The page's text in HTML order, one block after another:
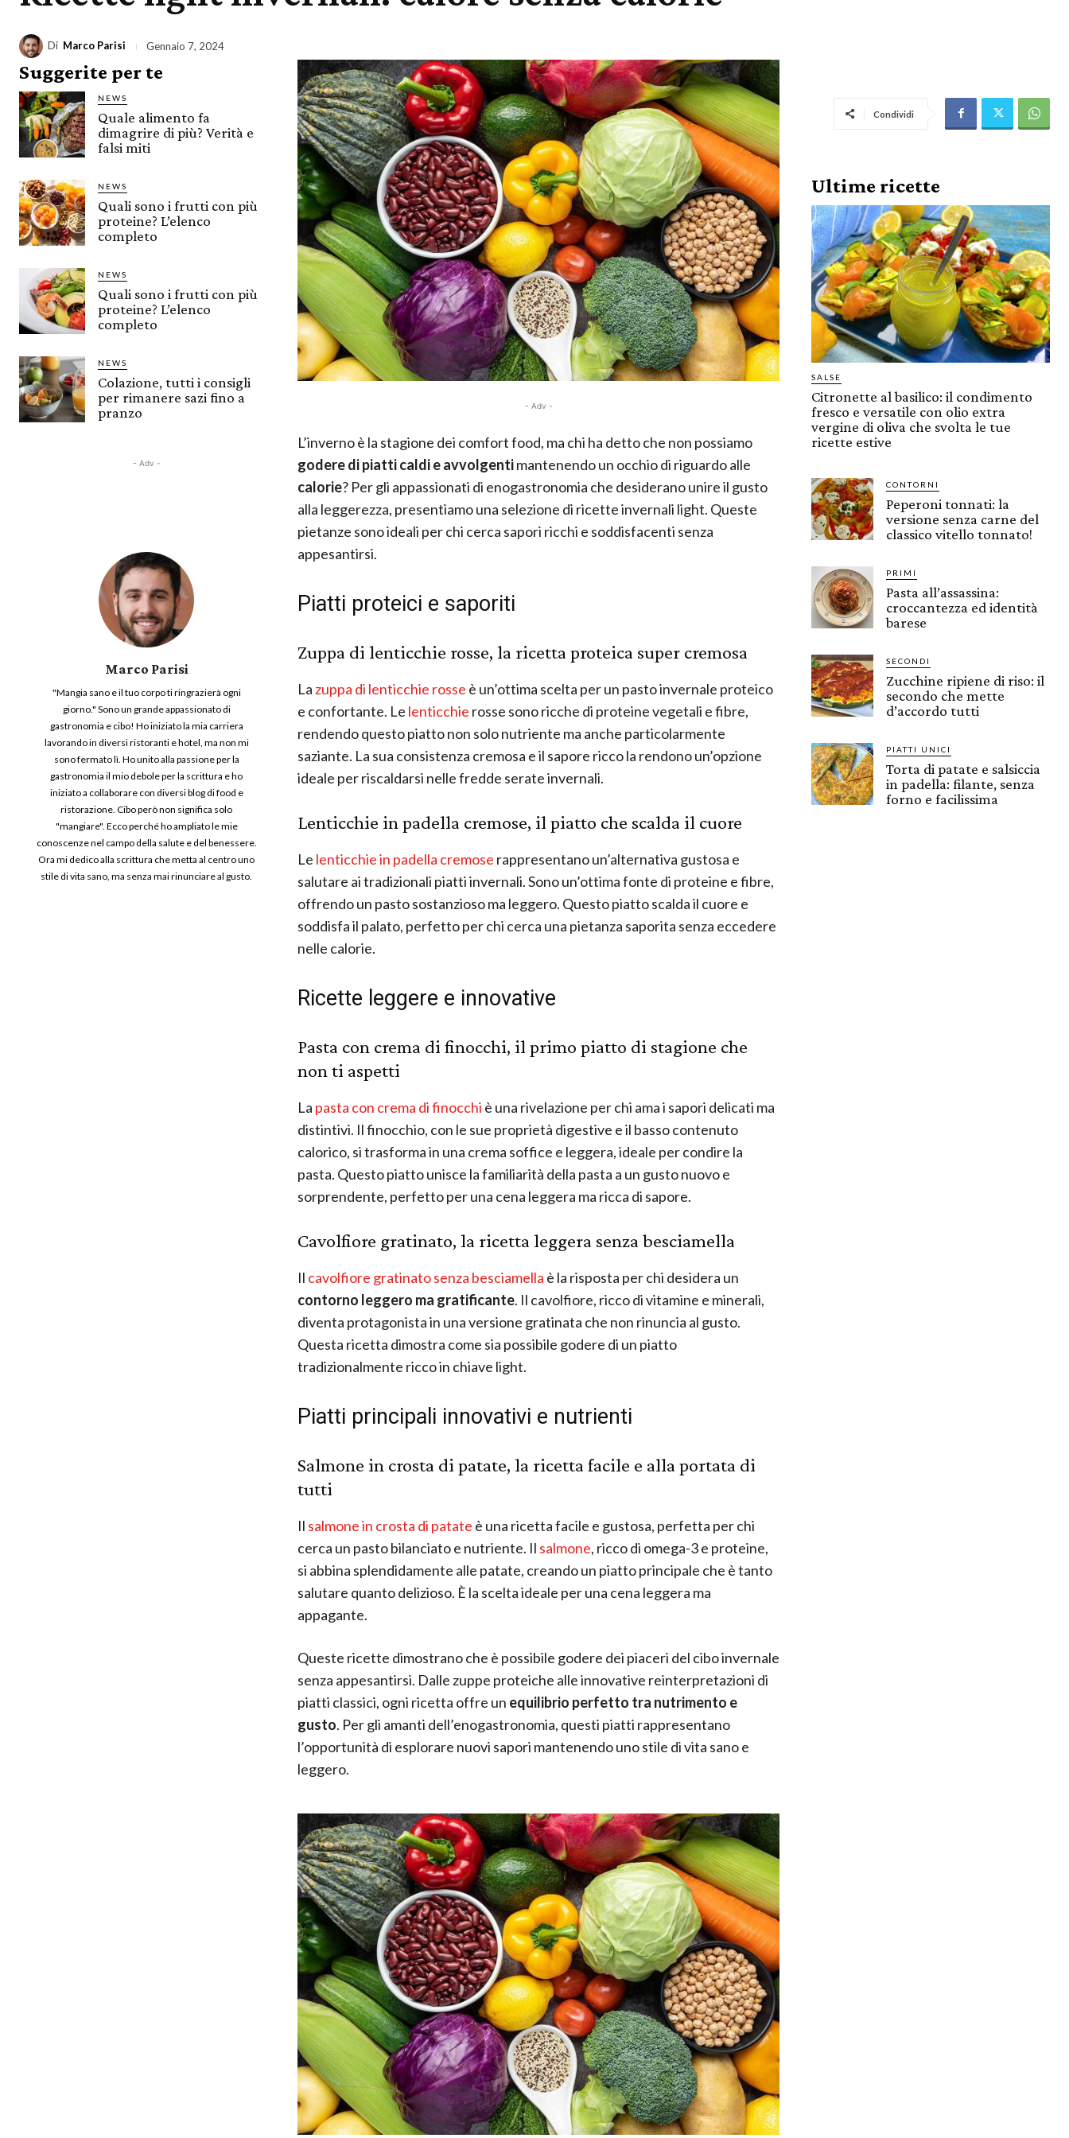
Di Marco Parisi Gennaio 7, 2024
Suggerite per te
NEWS
Quale alimento fa
dimagrire di più? Verità e
falsi miti
NEWS
Quali sono i frutti con più
proteine? L’elenco
completo
NEWS
Quali sono i frutti con più
proteine? L’elenco
completo
NEWS
Colazione, tutti i consigli
per rimanere sazi fino a
pranzo
- Adv -
Marco Parisi
"Mangia sano e il tuo corpo ti ringrazierà ogni
giorno." Sono un grande appassionato di
gastronomia e cibo! Ho iniziato la mia carriera
lavorando in diversi ristoranti e hotel, ma non mi
sono fermato lì. Ho unito alla passione per la
gastronomia il mio debole per la scrittura e ho
iniziato a collaborare con diversi blog di food e
ristorazione. Cibo però non significa solo
"mangiare". Ecco perché ho ampliato le mie
conoscenze nel campo della salute e del benessere.
Ora mi dedico alla scrittura che metta al centro uno
stile di vita sano, ma senza mai rinunciare al gusto.
- Adv -
L’inverno è la stagione dei comfort food, ma chi ha detto che non possiamo
godere di piatti caldi e avvolgentimantenendo un occhio di riguardo alle
calorie? Per gli appassionati di enogastronomia che desiderano unire il gusto
alla leggerezza, presentiamo una selezione di ricette invernali light. Queste
pietanze sono ideali per chi cerca sapori ricchi e soddisfacenti senza
appesantirsi.
Piatti proteici e saporiti
Zuppa di lenticchie rosse, la ricetta proteica super cremosa
La zuppa di lenticchie rosse è un’ottima scelta per un pasto invernale proteico
e confortante. Le lenticchie rosse sono ricche di proteine vegetali e fibre,
rendendo questo piatto non solo nutriente ma anche particolarmente
saziante. La sua consistenza cremosa e il sapore ricco la rendono un’opzione
ideale per riscaldarsi nelle fredde serate invernali.
Lenticchie in padella cremose, il piatto che scalda il cuore
Le lenticchie in padella cremose rappresentano un’alternativa gustosa e
salutare ai tradizionali piatti invernali. Sono un’ottima fonte di proteine e fibre,
offrendo un pasto sostanzioso ma leggero. Questo piatto scalda il cuore e
soddisfa il palato, perfetto per chi cerca una pietanza saporita senza eccedere
nelle calorie.
Ricette leggere e innovative
Pasta con crema di finocchi, il primo piatto di stagione che
non ti aspetti
La pasta con crema di finocchi è una rivelazione per chi ama i sapori delicati ma
distintivi. Il finocchio, con le sue proprietà digestive e il basso contenuto
calorico, si trasforma in una crema soffice e leggera, ideale per condire la
pasta. Questo piatto unisce la familiarità della pasta a un gusto nuovo e
sorprendente, perfetto per una cena leggera ma ricca di sapore.
Cavolfiore gratinato, la ricetta leggera senza besciamella
Il cavolfiore gratinato senza besciamella è la risposta per chi desidera un
contorno leggero ma gratificante. Il cavolfiore, ricco di vitamine e minerali,
diventa protagonista in una versione gratinata che non rinuncia al gusto.
Questa ricetta dimostra come sia possibile godere di un piatto
tradizionalmente ricco in chiave light.
Piatti principali innovativi e nutrienti
Salmone in crosta di patate, la ricetta facile e alla portata di
tutti
Il salmone in crosta di patate è una ricetta facile e gustosa, perfetta per chi
cerca un pasto bilanciato e nutriente. Il salmone, ricco di omega-3 e proteine,
si abbina splendidamente alle patate, creando un piatto principale che è tanto
salutare quanto delizioso. È la scelta ideale per una cena leggera ma
appagante.
Queste ricette dimostrano che è possibile godere dei piaceri del cibo invernale
senza appesantirsi. Dalle zuppe proteiche alle innovative reinterpretazioni di
piatti classici, ogni ricetta offre un equilibrio perfetto tra nutrimento e
gusto. Per gli amanti dell’enogastronomia, questi piatti rappresentano
l’opportunità di esplorare nuovi sapori mantenendo uno stile di vita sano e
leggero.
Condividi
Ultime ricette
SALSE
Citronette al basilico: il condimento
fresco e versatile con olio extra
vergine di oliva che svolta le tue
ricette estive
CONTORNI
Peperoni tonnati: la
versione senza carne del
classico vitello tonnato!
PRIMI
Pasta all’assassina:
croccantezza ed identità
barese
SECONDI
Zucchine ripiene di riso: il
secondo che mette
d’accordo tutti
PIATTI UNICI
Torta di patate e salsiccia
in padella: filante, senza
forno e facilissima